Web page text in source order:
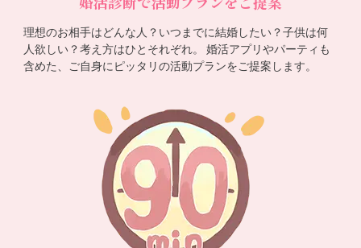
理想のお相手はどんな人？いつまでに結婚したい？子供は何
人欲しい？考え方はひとそれぞれ。 婚活アプリやパーティも
含めた、ご自身にピッタリの活動プランをご提案します。